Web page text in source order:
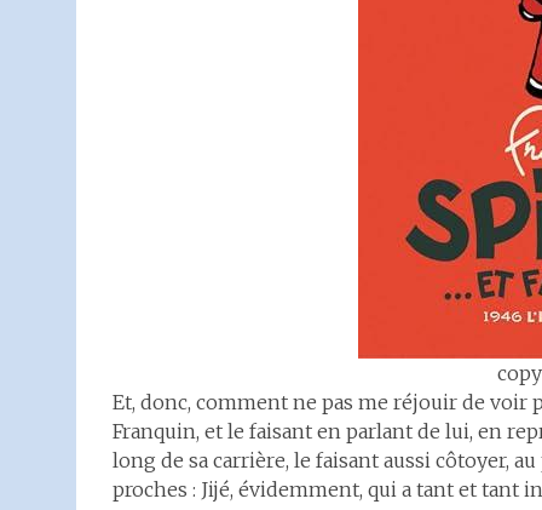
Et, donc, comment ne pas me réjouir de voir
Franquin, et le faisant en parlant de lui, en
long de sa carrière, le faisant aussi côtoyer,
proches : Jijé, évidemment, qui a tant et tant